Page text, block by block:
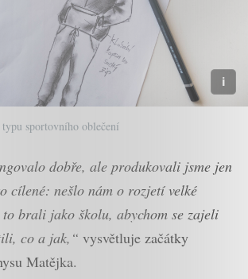
sportovního oblečení
dobře, ale produkovali jsme jen
cílené: nešlo nám o rozjetí velké
brali jako školu, abychom se zajeli
co a jak,“ vysvětluje začátky
Matějka.